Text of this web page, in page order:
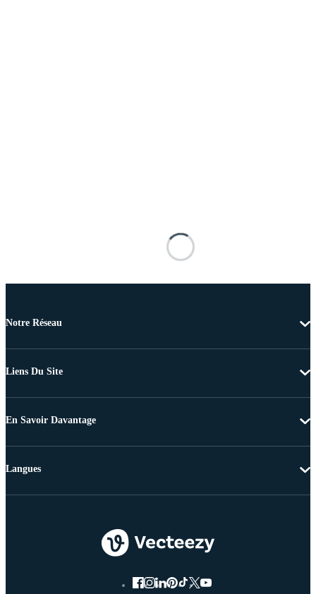
Notre Réseau
Liens Du Site
En Savoir Davantage
Langues